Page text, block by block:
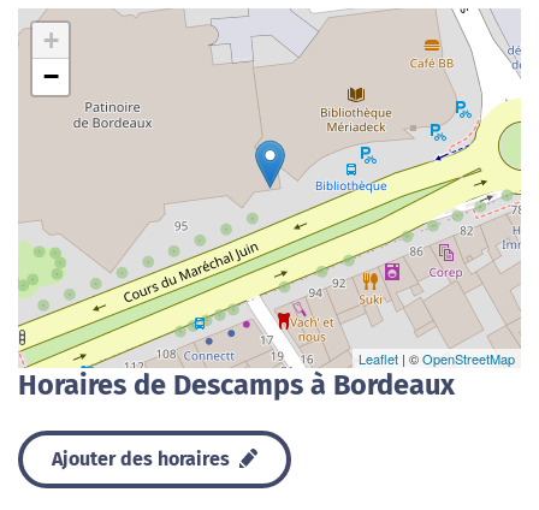
+
−
Leaflet | ©OpenStreetMap
Horaires de Descamps à Bordeaux
Ajouter des horaires